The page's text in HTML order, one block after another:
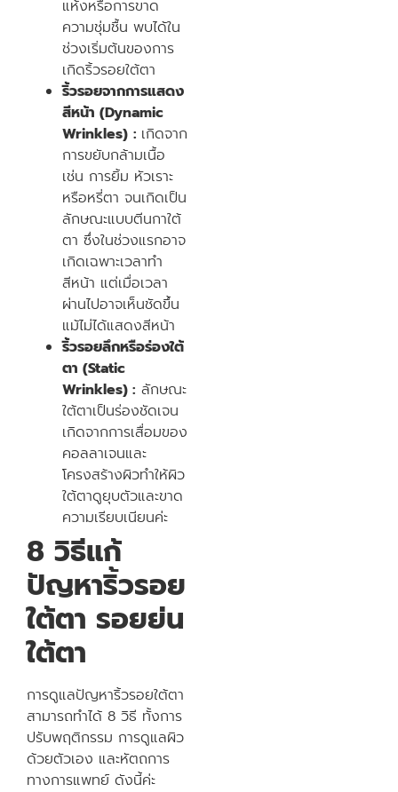
แห้งหรือการขาด
ความชุ่มชื้น พบได้ใน
ช่วงเริ่มต้นของการ
เกิดริ้วรอยใต้ตา
ริ้วรอยจากการแสดง
สีหน้า (Dynamic
Wrinkles) : เกิดจาก
การขยับกล้ามเนื้อ
เช่น การยิ้ม หัวเราะ
หรือหรี่ตา จนเกิดเป็น
ลักษณะแบบตีนกาใต้
ตา ซึ่งในช่วงแรกอาจ
เกิดเฉพาะเวลาทำ
สีหน้า แต่เมื่อเวลา
ผ่านไปอาจเห็นชัดขึ้น
แม้ไม่ได้แสดงสีหน้า
ริ้วรอยลึกหรือร่องใต้
ตา (Static
Wrinkles) : ลักษณะ
ใต้ตาเป็นร่องชัดเจน
เกิดจากการเสื่อมของ
คอลลาเจนและ
โครงสร้างผิวทำให้ผิว
ใต้ตาดูยุบตัวและขาด
ความเรียบเนียนค่ะ
8 วิธีแก้
ปัญหาริ้วรอย
ใต้ตา รอยย่น
ใต้ตา
การดูแลปัญหาริ้วรอยใต้ตา
สามารถทำได้ 8 วิธี ทั้งการ
ปรับพฤติกรรม การดูแลผิว
ด้วยตัวเอง และหัตถการ
ทางการแพทย์ ดังนี้ค่ะ